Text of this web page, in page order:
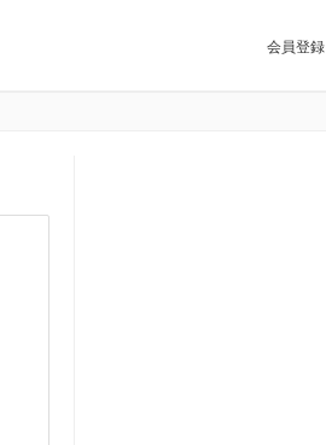
会員登録